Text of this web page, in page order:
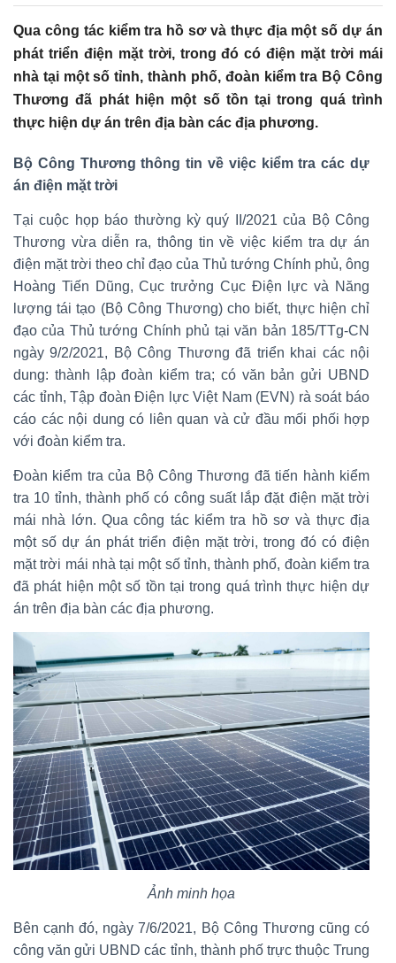
Qua công tác kiểm tra hồ sơ và thực địa một số dự án
phát triển điện mặt trời, trong đó có điện mặt trời mái
nhà tại một số tỉnh, thành phố, đoàn kiểm tra Bộ Công
Thương đã phát hiện một số tồn tại trong quá trình
thực hiện dự án trên địa bàn các địa phương.
Bộ Công Thương thông tin về việc kiểm tra các dự
án điện mặt trời
Tại cuộc họp báo thường kỳ quý II/2021 của Bộ Công
Thương vừa diễn ra, thông tin về việc kiểm tra dự án
điện mặt trời theo chỉ đạo của Thủ tướng Chính phủ, ông
Hoàng Tiến Dũng, Cục trưởng Cục Điện lực và Năng
lượng tái tạo (Bộ Công Thương) cho biết, thực hiện chỉ
đạo của Thủ tướng Chính phủ tại văn bản 185/TTg-CN
ngày 9/2/2021, Bộ Công Thương đã triển khai các nội
dung: thành lập đoàn kiểm tra; có văn bản gửi UBND
các tỉnh, Tập đoàn Điện lực Việt Nam (EVN) rà soát báo
cáo các nội dung có liên quan và cử đầu mối phối hợp
với đoàn kiểm tra.
Đoàn kiểm tra của Bộ Công Thương đã tiến hành kiểm
tra 10 tỉnh, thành phố có công suất lắp đặt điện mặt trời
mái nhà lớn. Qua công tác kiểm tra hồ sơ và thực địa
một số dự án phát triển điện mặt trời, trong đó có điện
mặt trời mái nhà tại một số tỉnh, thành phố, đoàn kiểm tra
đã phát hiện một số tồn tại trong quá trình thực hiện dự
án trên địa bàn các địa phương.
Ảnh minh họa
Bên cạnh đó, ngày 7/6/2021, Bộ Công Thương cũng có
công văn gửi UBND các tỉnh, thành phố trực thuộc Trung